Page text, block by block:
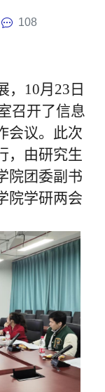
108
10月 23 日
召开了信息
会议。此次
由研究生
院团委副书
院学研两会